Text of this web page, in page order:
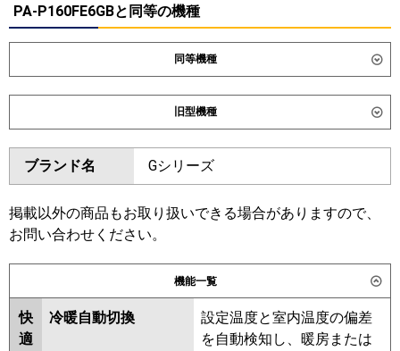
PA-P160FE6GBと同等の機種
同等機種
ダイキン SSRM160D SSRMM160D
東芝 GDXA16013MUB
三菱電機 PEZ-ZRMP160D6
日立 RPI-GP160RGHC11
RPI-
GP160RGH11
三菱重工 FDUZ1606H6S
パナソニック PA-P160FE7GC PA-P160FE7GNC
旧型機種
ダイキン SSRM160C SSRMM160C
SSRM160BY
SSRM160BJ SSRMM160BJ
SSRJM160BJ SSRJMM160BJ
SSRJM160BF
SSRM160BC
東芝 RDXA16033MUB RDXA16033MU
RDXA16033M
ブランド名 Gシリーズ
掲載以外の商品もお取り扱いできる場合がありますので、
お問い合わせください。
機能一覧
快
適
冷暖自動切換
設定温度と室内温度の偏差
を自動検知し、暖房または